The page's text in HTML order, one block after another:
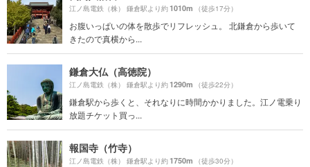
江ノ島電鉄（株） 鎌倉駅より約1010m （徒歩17分）
お腹いっぱいの体を散歩でリフレッシュ。 北鎌倉から歩いて
きたので真横から...
鎌倉大仏（高徳院）
江ノ島電鉄（株） 鎌倉駅より約1290m （徒歩22分）
鎌倉駅から歩くと、それなりに時間かかりました。江ノ電乗り
放題チケット買っ...
報国寺（竹寺）
江ノ島電鉄（株） 鎌倉駅より約1750m （徒歩30分）